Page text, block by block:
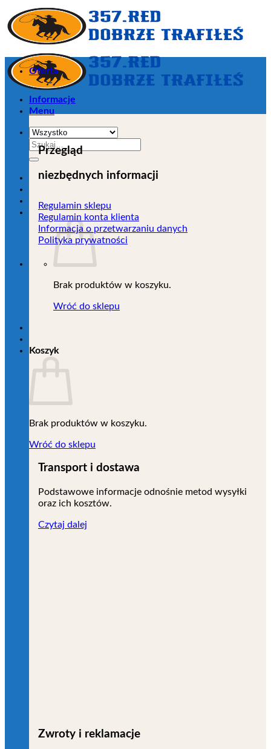
Przejdź
do
zawartości
Menu
Szukaj:
Brak produktów w koszyku.
Wróć do sklepu
Koszyk
Brak produktów w koszyku.
Wróć do sklepu
Oferta
Informacje
Przegląd
niezbędnych informacji
Regulamin sklepu
Regulamin konta klienta
Informacja o przetwarzaniu danych
Polityka prywatności
Transport i dostawa
Podstawowe informacje odnośnie metod wysyłki
oraz ich kosztów.
Czytaj dalej
Zwroty i reklamacje